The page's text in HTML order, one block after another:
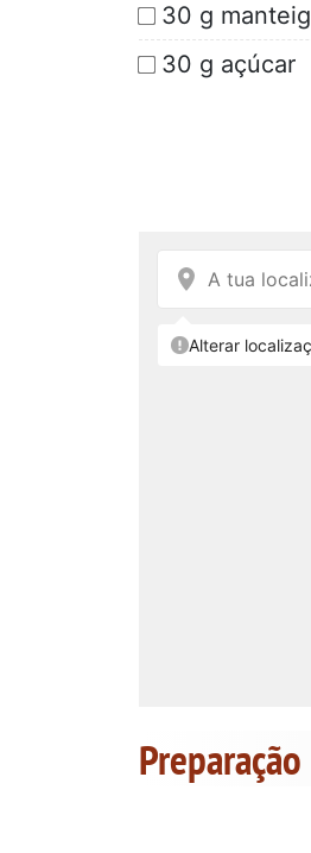
30 g
30 g açúcar
Preparação